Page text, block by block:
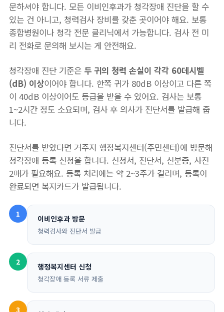
문하셔야 합니다. 모든 이비인후과가 청각장애 진단을 할 수
있는 건 아니고, 청력검사 장비를 갖춘 곳이어야 해요. 보통
종합병원이나 청각 전문 클리닉에서 가능합니다. 검사 전 미
리 전화로 문의해 보시는 게 안전해요.
청각장애 진단 기준은 두 귀의 청력 손실이 각각 60데시벨
(dB) 이상이어야 합니다. 한쪽 귀가 80dB 이상이고 다른 쪽
이 40dB 이상이어도 등급을 받을 수 있어요. 검사는 보통
1~2시간 정도 소요되며, 검사 후 의사가 진단서를 발급해 줍
니다.
진단서를 받았다면 거주지 행정복지센터(주민센터)에 방문해
청각장애 등록 신청을 합니다. 신청서, 진단서, 신분증, 사진
2매가 필요해요. 등록 처리에는 약 2~3주가 걸리며, 등록이
완료되면 복지카드가 발급됩니다.
1
이비인후과 방문
청력검사와 진단서 발급
2
행정복지센터 신청
청각장애 등록 서류 제출
3